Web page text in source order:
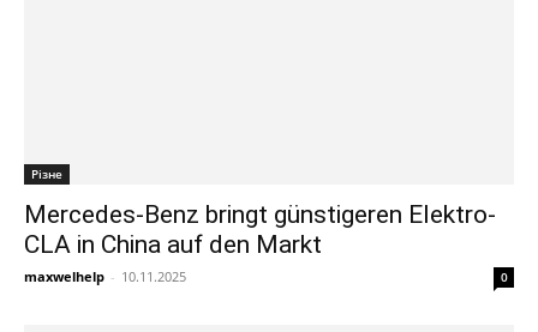
Різне
Mercedes-Benz bringt günstigeren Elektro-
CLA in China auf den Markt
maxwelhelp - 10.11.2025 0